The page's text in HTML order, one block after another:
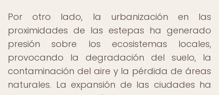
Por otro lado, la urbanización en las
proximidades de las estepas ha generado
presión sobre los ecosistemas locales,
provocando la degradación del suelo, la
contaminación del aire y la pérdida de áreas
naturales. La expansión de las ciudades ha